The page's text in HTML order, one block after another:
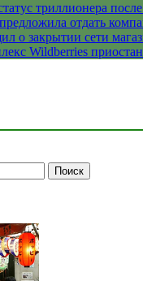
триллионера
отдать
о закрытии сети
Wildberries